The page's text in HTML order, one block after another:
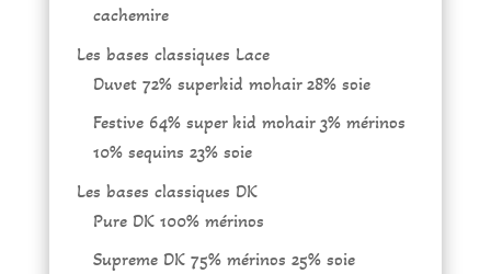
cachemire
Les bases classiques Lace
Duvet 72% superkid mohair 28% soie
Festive 64% super kid mohair 3% mérinos
10% sequins 23% soie
Les bases classiques DK
Pure DK 100% mérinos
Supreme DK 75% mérinos 25% soie